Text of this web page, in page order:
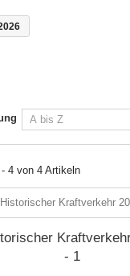
4 von 4 Artikeln
- 1